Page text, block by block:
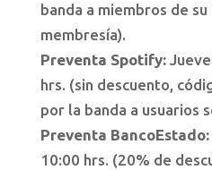
banda a miembros de
membresía).
Preventa Spotify:
hrs. (sin descuento,
por la banda a usuarios
Preventa BancoEstado:
10:00 hrs. (20% de